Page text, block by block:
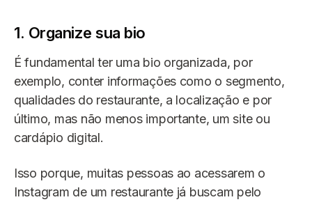
1. Organize sua bio
É fundamental ter uma bio organizada, por
exemplo, conter informações como o segmento,
qualidades do restaurante, a localização e por
último, mas não menos importante, um site ou
cardápio digital.
Isso porque, muitas pessoas ao acessarem o
Instagram de um restaurante já buscam pelo